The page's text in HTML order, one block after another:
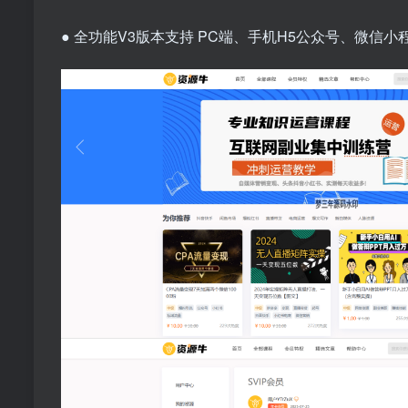
● 全功能V3版本支持 PC端、手机H5公众号、微信小